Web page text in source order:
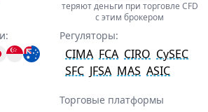
теряют деньги при торговле CFD
с этим брокером
Регуляторы:
CIMA FCA CIRO CySEC
SFC JFSA MAS ASIC
Торговые платформы